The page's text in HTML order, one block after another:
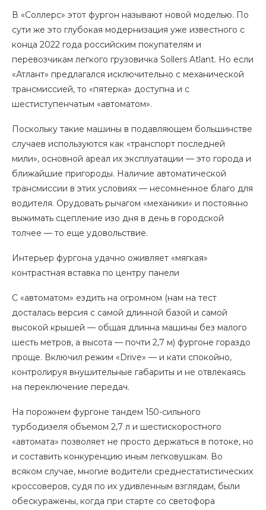
В «Соллерс» этот фургон называют новой моделью. По
сути же это глубокая модернизация уже известного с
конца 2022 года российским покупателям и
перевозчикам легкого грузовичка Sollers Atlant. Но если
«Атлант» предлагался исключительно с механической
трансмиссией, то «пятерка» доступна и с
шестиступенчатым «автоматом».
Поскольку такие машины в подавляющем большинстве
случаев используются как «транспорт последней
мили», основной ареал их эксплуатации — это города и
ближайшие пригороды. Наличие автоматической
трансмиссии в этих условиях — несомненное благо для
водителя. Орудовать рычагом «механики» и постоянно
выжимать сцепление изо дня в день в городской
толчее — то еще удовольствие.
Интерьер фургона удачно оживляет «мягкая»
контрастная вставка по центру панели
С «автоматом» ездить на огромном (нам на тест
досталась версия с самой длинной базой и самой
высокой крышей — общая длинна машины без малого
шесть метров, а высота — почти 2,7 м) фургоне гораздо
проще. Включил режим «Drive» — и кати спокойно,
контролируя внушительные габариты и не отвлекаясь
на переключение передач.
На порожнем фургоне тандем 150-сильного
турбодизеля объемом 2,7 л и шестискоростного
«автомата» позволяет не просто держаться в потоке, но
и составить конкуренцию иным легковушкам. Во
всяком случае, многие водители среднестатистических
кроссоверов, судя по их удивленным взглядам, были
обескуражены, когда при старте со светофора